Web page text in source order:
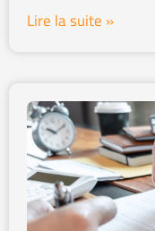
Lire la suite »